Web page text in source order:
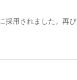
採用されました。再び